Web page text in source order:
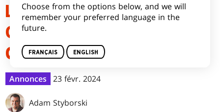
L’EXTENSION MAGIC: THE
GATHERING – ASSASSIN'S
CREED®
Annonces 23 févr. 2024
Adam Styborski
Choose from the options below, and we will
remember your preferred language in the
future.
FRANÇAIS ENGLISH